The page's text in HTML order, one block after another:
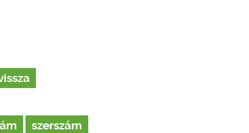
szerszám